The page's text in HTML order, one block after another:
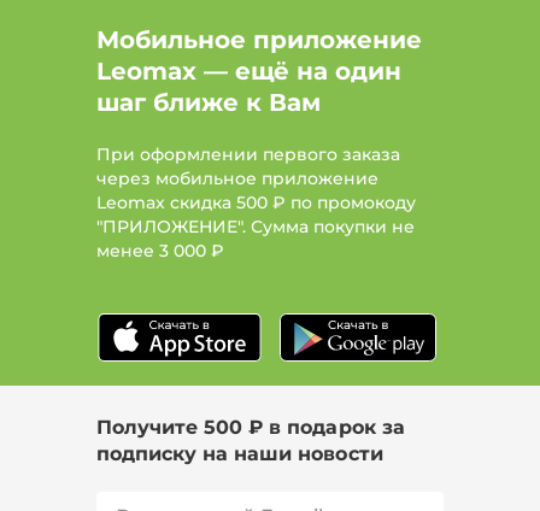
Цвет Зеленый, Размер 48, Сезон Лето
Размер 58, Сезон Все, Длина миди
Размер 54-56, Сезон Демисезон, Длина макси
Цвет Бордовый, Размер 64-66, Сезон
Демисезон
Мобильное приложение
Leomax — ещё на один
шаг ближе к Вам
При оформлении первого заказа
через мобильное приложение
Leomax скидка 500 ₽ по промокоду
"ПРИЛОЖЕНИЕ". Сумма покупки не
менее 3 000 ₽
Получите 500 ₽ в подарок за
подписку на наши новости